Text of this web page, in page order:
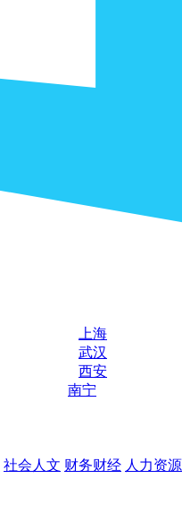
上海
武汉
西安
南宁
社会人文 财务财经 人力资源